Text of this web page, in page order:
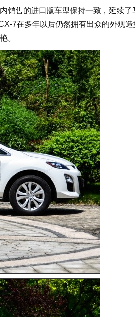
销售的进口版车型保持一致，延续了
7在多年以后仍然拥有出众的外观造
。